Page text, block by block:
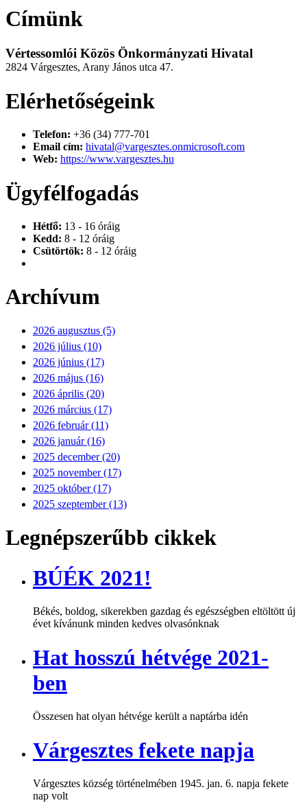
Címünk
Vértessomlói Közös Önkormányzati Hivatal
2824 Várgesztes, Arany János utca 47.
Elérhetőségeink
Telefon: +36 (34) 777-701
Email cím: hivatal@vargesztes.onmicrosoft.com
Web: https://www.vargesztes.hu
Ügyfélfogadás
Hétfő: 13 - 16 óráig
Kedd: 8 - 12 óráig
Csütörtök: 8 - 12 óráig
Archívum
2026 augusztus (5)
2026 július (10)
2026 június (17)
2026 május (16)
2026 április (20)
2026 március (17)
2026 február (11)
2026 január (16)
2025 december (20)
2025 november (17)
2025 október (17)
2025 szeptember (13)
Legnépszerűbb cikkek
BÚÉK 2021!
Békés, boldog, sikerekben gazdag és egészségben eltöltött új
évet kívánunk minden kedves olvasónknak
Hat hosszú hétvége 2021-
ben
Összesen hat olyan hétvége került a naptárba idén
Várgesztes fekete napja
Várgesztes község történelmében 1945. jan. 6. napja fekete
nap volt